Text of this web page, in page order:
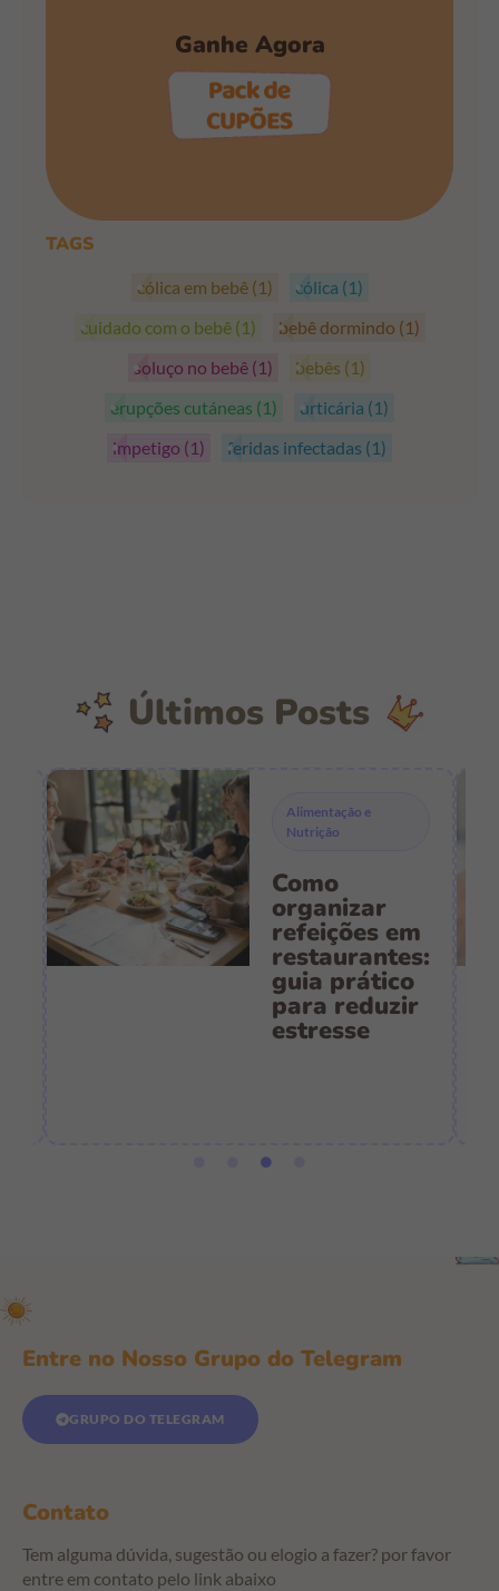
Ganhe Agora
TAGS
cólica em bebê (1) cólica (1)
cuidado com o bebê (1) bebê dormindo (1)
soluço no bebê (1) bebês (1)
erupções cutáneas (1) urticária (1)
impetigo (1) feridas infectadas (1)
Últimos Posts
Alimentação e
Nutrição
Como
organizar
refeições em
restaurantes:
guia prático
para reduzir
estresse
Entre no Nosso Grupo do Telegram
GRUPO DO TELEGRAM
Contato
Tem alguma dúvida, sugestão ou elogio a fazer? por favor
entre em contato pelo link abaixo